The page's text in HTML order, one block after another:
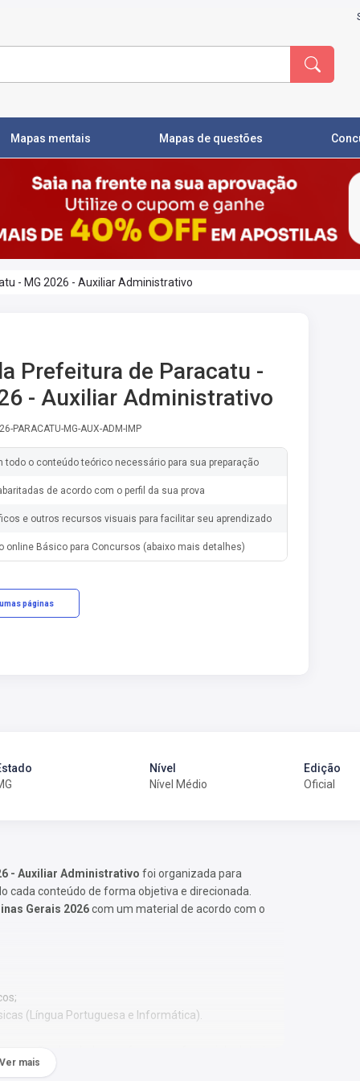
Mapas mentais Mapas de questões
- MG 2026 - Auxiliar Administrativo
Prefeitura de Paracatu -
- Auxiliar Administrativo
PARACATU-MG-AUX-ADM-IMP
todo o conteúdo teórico necessário para sua preparação
de acordo com o perfil da sua prova
e outros recursos visuais para facilitar seu aprendizado
online Básico para Concursos (abaixo mais detalhes)
páginas
Nível
Nível Médio
Edição
Oficial
- Auxiliar Administrativo foi organizada para
cada conteúdo de forma objetiva e direcionada.
Gerais 2026com um material de acordo com o
(Língua Portuguesa e Informática).
mais